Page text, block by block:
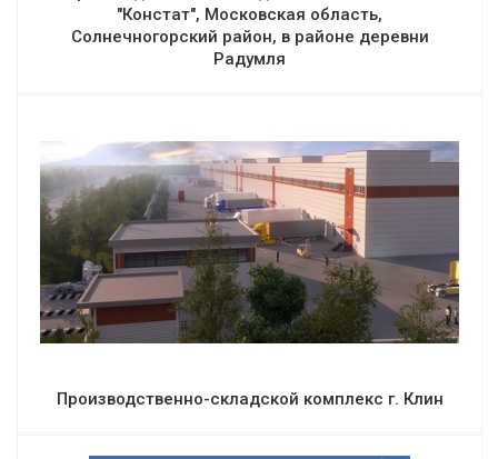
"Констат", Московская область,
Солнечногорский район, в районе деревни
Радумля
Производственно-складской комплекс г. Клин